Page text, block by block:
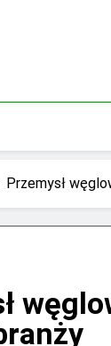
Przemysł